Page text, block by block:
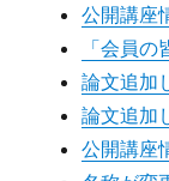
公開講座
「会員の
論文追加
論文追加
公開講座